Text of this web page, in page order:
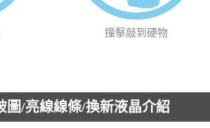
撞擊敲到硬物
圖/亮線線條/換新液晶介紹